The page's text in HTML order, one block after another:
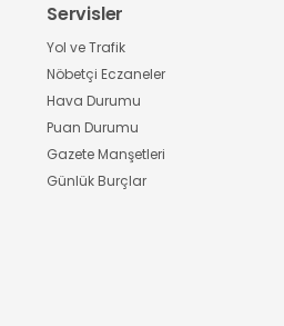
Servisler
Yol ve Trafik
Nöbetçi Eczaneler
Hava Durumu
Puan Durumu
Gazete Manşetleri
Günlük Burçlar